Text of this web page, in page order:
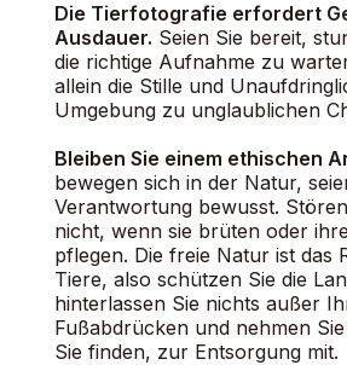
Die Tierfotografie erfordert
Ausdauer. Seien Sie bereit,
die richtige Aufnahme zu
allein die Stille und
Umgebung zu unglaublichen
Bleiben Sie einem ethischen
bewegen sich in der Natur,
Verantwortung bewusst.
nicht, wenn sie brüten oder
pflegen. Die freie Natur ist das
Tiere, also schützen Sie die
hinterlassen Sie nichts außer
Fußabdrücken und nehmen
Sie finden, zur Entsorgung mit.